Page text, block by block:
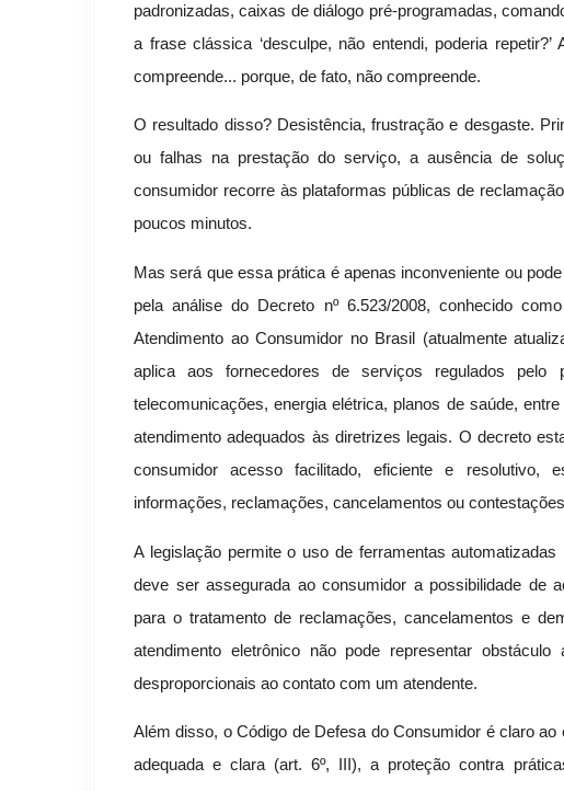
padronizadas, caixas de diálogo pré-programadas,
a frase clássica ‘desculpe, não entendi, poderia
compreende... porque, de fato, não compreende.
O resultado disso? Desistência, frustração e desgaste.
ou falhas na prestação do serviço, a ausência de
consumidor recorre às plataformas públicas de
poucos minutos.
Mas será que essa prática é apenas inconveniente ou
pela análise do Decreto nº 6.523/2008, conhecido
Atendimento ao Consumidor no Brasil (atualmente
aplica aos fornecedores de serviços regulados
telecomunicações, energia elétrica, planos de saúde,
atendimento adequados às diretrizes legais. O decreto
consumidor acesso facilitado, eficiente e resolutivo,
informações, reclamações, cancelamentos ou
A legislação permite o uso de ferramentas
deve ser assegurada ao consumidor a possibilidade de
para o tratamento de reclamações, cancelamentos e
atendimento eletrônico não pode representar
desproporcionais ao contato com um atendente.
Além disso, o Código de Defesa do Consumidor é claro
adequada e clara (art. 6º, III), a proteção contra